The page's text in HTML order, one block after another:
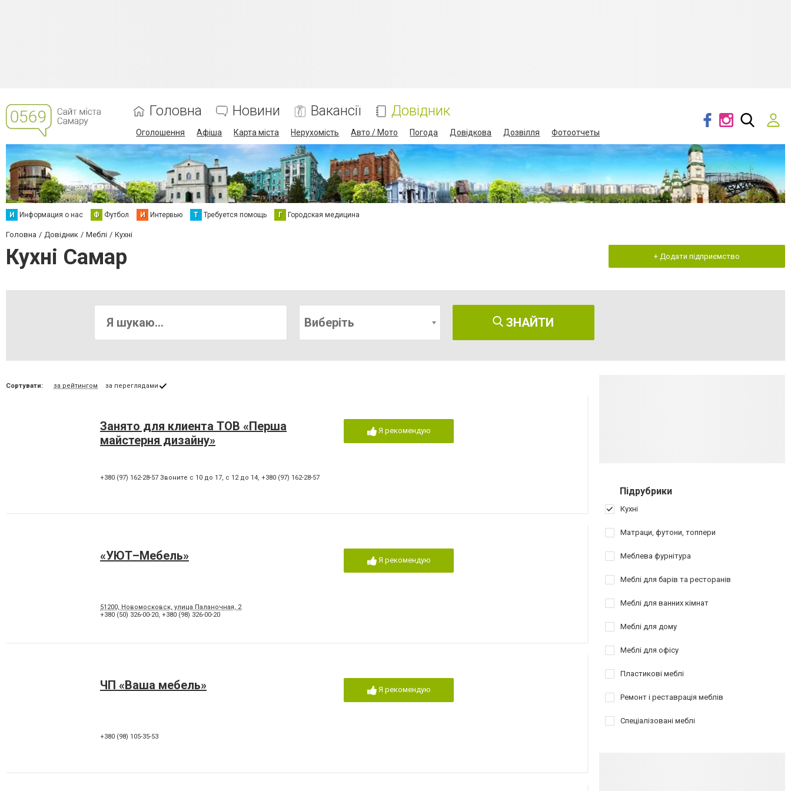
Головна Новини Вакансії Довідник
Оголошення Афіша Карта міста Нерухомість Авто / Мото Погода Довідкова Дозвілля Фотоотчеты
И Информация о нас Ф Футбол И Интервью Т Требуется помощь Г Городская медицина
Головна Довідник Меблі Кухні
Кухні Самар + Додати підприємство
Виберіть ЗНАЙТИ
Сортувати: за рейтингом за переглядами
Занято для клиента ТОВ «Перша
майстерня дизайну»
+380 (97) 162-28-57 Звоните с 10 до 17, с 12 до 14, +380 (97) 162-28-57
Я рекомендую
«УЮТ–Мебель»
51200, Новомосковск, улица Паланочная, 2
+380 (50) 326-00-20, +380 (98) 326-00-20
Я рекомендую
ЧП «Ваша мебель»
+380 (98) 105-35-53
Я рекомендую
Підрубрики
Кухні
Матраци, футони, топпери
Меблева фурнітура
Меблі для барів та ресторанів
Меблі для ванних кімнат
Меблі для дому
Меблі для офісу
Пластикові меблі
Ремонт і реставрація меблів
Спеціалізовані меблі